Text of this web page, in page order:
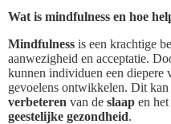
Wat is mindfulness en hoe
Mindfulness is een krachtige
aanwezigheid en acceptatie.
kunnen individuen een diepere
gevoelens ontwikkelen. Dit
verbeteren van de slaap en
geestelijke gezondheid.